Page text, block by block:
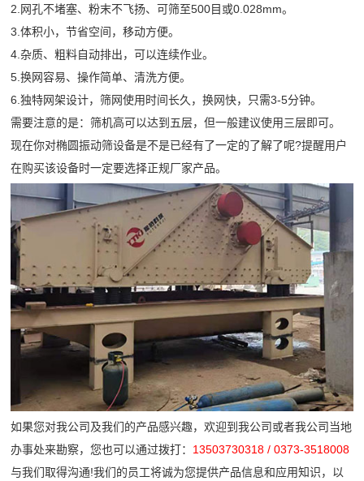
振
动
筛
给
料
机
细
砂
回
收
机
胶
弹
簧
筛
破
碎
建
筑
骨
料
矿
碎
中
对
客
需
求
做
出
24
小
时
内
达
新
闻
动
态
公
司
新
闻
行
态
技
术
服
务
视
频
中
心
企
业
宣
产
工
程
案
2.网孔不堵塞、粉末不飞扬、可筛至500目或0.028mm。
3.体积小，节省空间，移动方便。
4.杂质、粗料自动排出，可以连续作业。
5.换网容易、操作简单、清洗方便。
6.独特网架设计，筛网使用时间长久，换网快，只需3-5分钟。
需要注意的是：筛机高可以达到五层，但一般建议使用三层即可。
现在你对椭圆振动筛设备是不是已经有了一定的了解了呢?提醒用户
在购买该设备时一定要选择正规厂家产品。
如果您对我公司及我们的产品感兴趣，欢迎到我公司或者我公司当地
办事处来勘察，您也可以通过拨打： 13503730318 / 0373-3518008
与我们取得沟通!我们的员工将诚为您提供产品信息和应用知识，以